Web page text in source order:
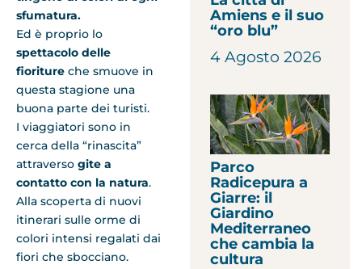
sfumatura.
Ed è proprio lo
spettacolo delle
fioriture che smuove in
questa stagione una
buona parte dei turisti.
I viaggiatori sono in
cerca della “rinascita”
attraverso gite a
contatto con la natura.
Alla scoperta di nuovi
itinerari sulle orme di
colori intensi regalati dai
fiori che sbocciano.
Amiens e il suo
“oro blu”
4 Agosto 2026
Parco
Radicepura a
Giarre: il
Giardino
Mediterraneo
che cambia la
cultura